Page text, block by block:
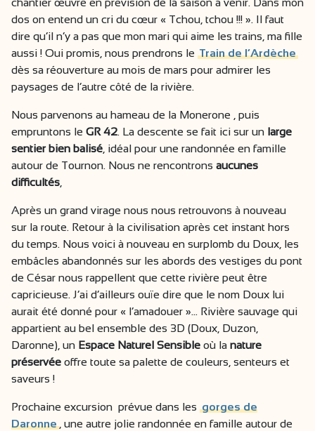
chantier œuvre en prévision de la saison à venir. Dans mon
dos on entend un cri du cœur « Tchou, tchou !!! ». Il faut
dire qu’il n’y a pas que mon mari qui aime les trains, ma fille
aussi ! Oui promis, nous prendrons le Train de l’Ardèche
dès sa réouverture au mois de mars pour admirer les
paysages de l’autre côté de la rivière.
Nous parvenons au hameau de la Monerone , puis
empruntons le GR 42. La descente se fait ici sur un large
sentier bien balisé , idéal pour une randonnée en famille
autour de Tournon. Nous ne rencontrons aucunes
difficultés
Après un grand virage nous nous retrouvons à nouveau
sur la route. Retour à la civilisation après cet instant hors
du temps. Nous voici à nouveau en surplomb du Doux, les
embâcles abandonnés sur les abords des vestiges du pont
de César nous rappellent que cette rivière peut être
capricieuse. J’ai d’ailleurs ouïe dire que le nom Doux lui
aurait été donné pour « l’amadouer »… Rivière sauvage qui
appartient au bel ensemble des 3D (Doux, Duzon,
Daronne), un Espace Naturel Sensible où la nature
préservée offre toute sa palette de couleurs, senteurs et
saveurs !
Prochaine excursion prévue dans les gorges de
Daronne , une autre jolie randonnée en famille autour de